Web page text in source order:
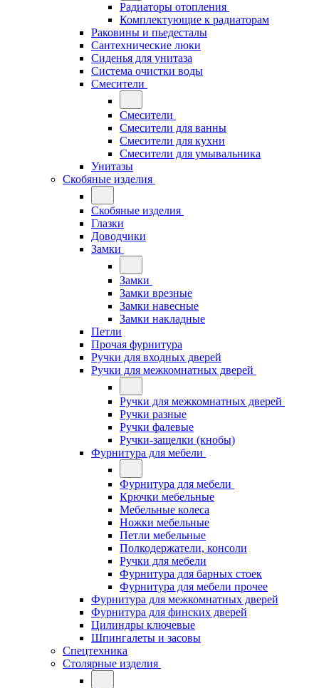
Радиаторы отопления
Комплектующие к радиаторам
Раковины и пьедесталы
Сантехнические люки
Сиденья для унитаза
Система очистки воды
Смесители
Смесители
Смесители для ванны
Смесители для кухни
Смесители для умывальника
Унитазы
Скобяные изделия
Скобяные изделия
Глазки
Доводчики
Замки
Замки
Замки врезные
Замки навесные
Замки накладные
Петли
Прочая фурнитура
Ручки для входных дверей
Ручки для межкомнатных дверей
Ручки для межкомнатных дверей
Ручки разные
Ручки фалевые
Ручки-защелки (кнобы)
Фурнитура для мебели
Фурнитура для мебели
Крючки мебельные
Мебельные колеса
Ножки мебельные
Петли мебельные
Полкодержатели, консоли
Ручки для мебели
Фурнитура для барных стоек
Фурнитура для мебели прочее
Фурнитура для межкомнатных дверей
Фурнитура для финских дверей
Цилиндры ключевые
Шпингалеты и засовы
Спецтехника
Столярные изделия